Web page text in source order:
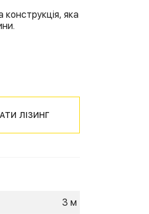
конструкція, яка
ЛІЗИНГ
3 м